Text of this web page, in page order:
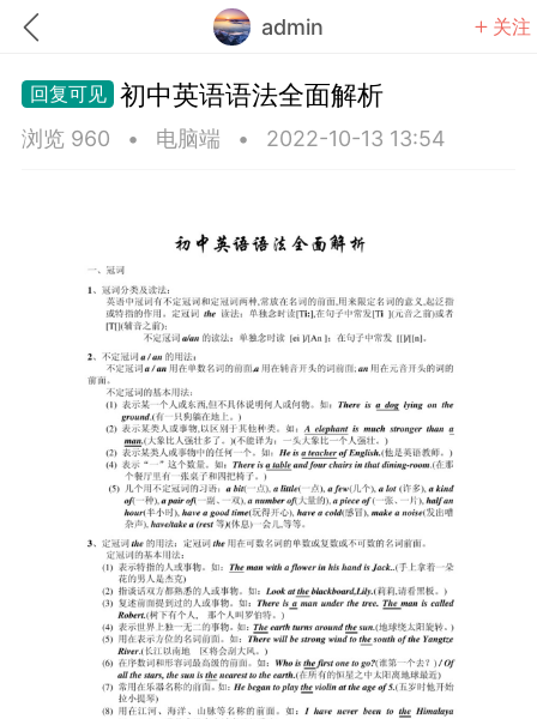
admin 关注
赚金币和题库券
加入上海学习交流群，资料免费领
上海高考 初中英语
2027年上海市初中英语考
纲词汇天天练（共144页）
admin 2
初中英语语法全面解析
浏览 960 • 电脑端 • 2022-10-13 13:54